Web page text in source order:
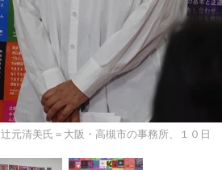
辻元清美氏＝大阪・高槻市の事務所、１０日